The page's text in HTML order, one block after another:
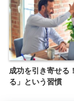
成功を引き寄せる
る」という習慣